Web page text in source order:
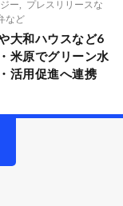
ー
プレスリリースな
など
大和ハウスなど6
米原でグリーン水
活用促進へ連携